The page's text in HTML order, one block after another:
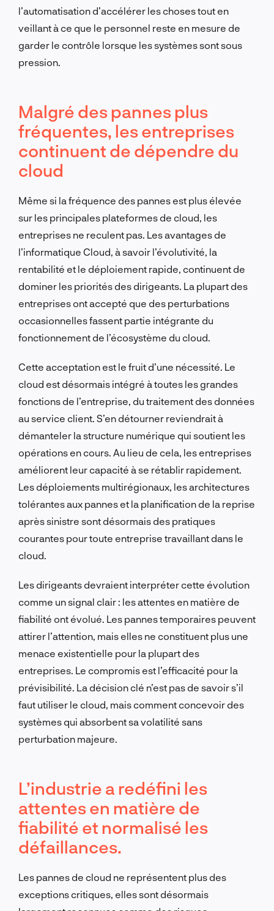
l’automatisation d’accélérer les choses tout en
veillant à ce que le personnel reste en mesure de
garder le contrôle lorsque les systèmes sont sous
pression.
Malgré des pannes plus
fréquentes, les entreprises
continuent de dépendre du
cloud
Même si la fréquence des pannes est plus élevée
sur les principales plateformes de cloud, les
entreprises ne reculent pas. Les avantages de
l’informatique Cloud, à savoir l’évolutivité, la
rentabilité et le déploiement rapide, continuent de
dominer les priorités des dirigeants. La plupart des
entreprises ont accepté que des perturbations
occasionnelles fassent partie intégrante du
fonctionnement de l’écosystème du cloud.
Cette acceptation est le fruit d’une nécessité. Le
cloud est désormais intégré à toutes les grandes
fonctions de l’entreprise, du traitement des données
au service client. S’en détourner reviendrait à
démanteler la structure numérique qui soutient les
opérations en cours. Au lieu de cela, les entreprises
améliorent leur capacité à se rétablir rapidement.
Les déploiements multirégionaux, les architectures
tolérantes aux pannes et la planification de la reprise
après sinistre sont désormais des pratiques
courantes pour toute entreprise travaillant dans le
cloud.
Les dirigeants devraient interpréter cette évolution
comme un signal clair : les attentes en matière de
fiabilité ont évolué. Les pannes temporaires peuvent
attirer l’attention, mais elles ne constituent plus une
menace existentielle pour la plupart des
entreprises. Le compromis est l’efficacité pour la
prévisibilité. La décision clé n’est pas de savoir s’il
faut utiliser le cloud, mais comment concevoir des
systèmes qui absorbent sa volatilité sans
perturbation majeure.
L’industrie a redéfini les
attentes en matière de
fiabilité et normalisé les
défaillances.
Les pannes de cloud ne représentent plus des
exceptions critiques, elles sont désormais